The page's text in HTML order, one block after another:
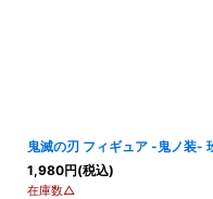
鬼滅の刃 フィギュア -鬼ノ装-
1,980円(税込)
在庫数△